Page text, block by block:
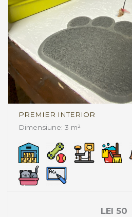
PREMIER INTERIOR
Dimensiune: 3 m²
LEI 50